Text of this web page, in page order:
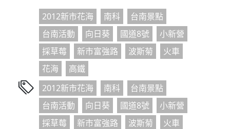
2012新市花海 南科
台南景點
台南活動
向日葵 國道8號
小新營
採草莓
新市富強路 波斯菊
火車
花海
高鐵
2012新市花海
南科
台南景點
台南活動
向日葵 國道8號
小新營
採草莓
新市富強路 波斯菊
火車